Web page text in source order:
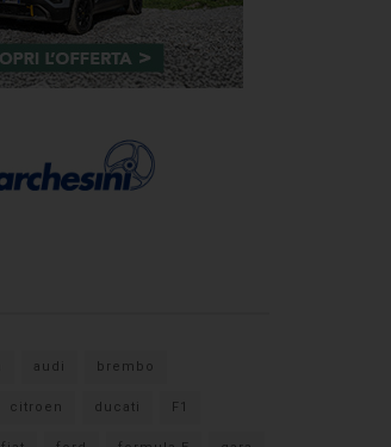
audi brembo
citroen ducati F1